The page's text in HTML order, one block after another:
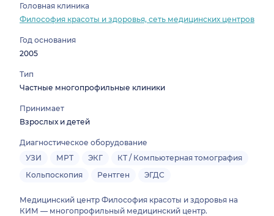
Головная клиника
Философия красоты и здоровья, сеть медицинских центров
Год основания
2005
Тип
Частные многопрофильные клиники
Принимает
Взрослых и детей
Диагностическое оборудование
УЗИ
МРТ ЭКГ
КТ / Компьютерная томография
Кольпоскопия
Рентген ЭГДС
Медицинский центр Философия красоты и здоровья на
КИМ — многопрофильный медицинский центр.